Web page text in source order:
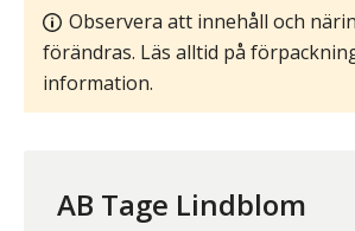
Observera att innehåll och
förändras. Läs alltid på
information.
AB Tage Lindblom